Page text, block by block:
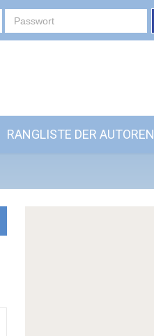
RANGLISTE DER AUTOREN